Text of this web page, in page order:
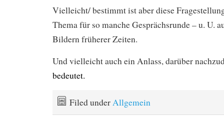
Vielleicht/ bestimmt ist aber diese
Thema für so manche Gesprächsrunde – u. U.
Bildern früherer Zeiten.
Und vielleicht auch ein Anlass, darüber
bedeutet.
Filed underAllgemein